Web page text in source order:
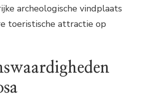
archeologische vindplaats
toeristische attractie op